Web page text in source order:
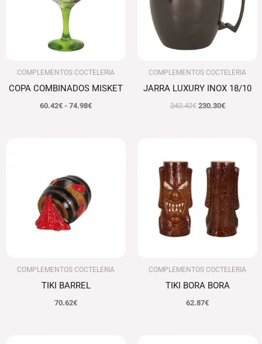
COMPLEMENTOS COCTELERIA
COPA COMBINADOS MISKET
60.42€ - 74.98€
COMPLEMENTOS COCTELERIA
JARRA LUXURY INOX 18/10
242.42€ 230.30€
COMPLEMENTOS COCTELERIA
TIKI BARREL
70.62€
COMPLEMENTOS COCTELERIA
TIKI BORA BORA
62.87€